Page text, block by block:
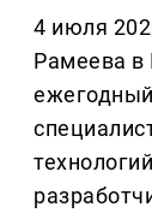
4 июля
Рамеева в